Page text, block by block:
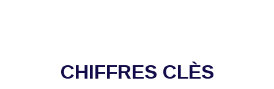
CHIFFRES CLÈS